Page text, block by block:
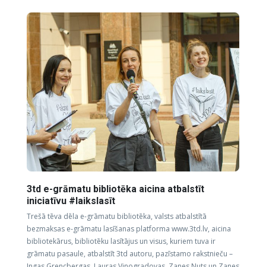
3td e-grāmatu bibliotēka aicina atbalstīt
iniciatīvu #laikslasīt
Trešā tēva dēla e-grāmatu bibliotēka, valsts atbalstītā
bezmaksas e-grāmatu lasīšanas platforma www.3td.lv, aicina
bibliotekārus, bibliotēku lasītājus un visus, kuriem tuva ir
grāmatu pasaule, atbalstīt 3td autoru, pazīstamo rakstnieču –